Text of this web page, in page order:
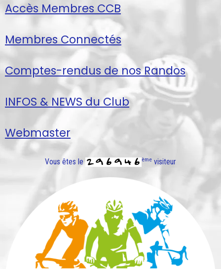
Accès Membres CCB
Membres Connectés
Comptes-rendus de nos Randos
INFOS & NEWS du Club
Webmaster
Vous êtes le ème visiteur